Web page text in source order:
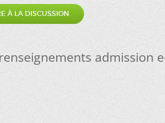
À LA DISCUSSION
admission